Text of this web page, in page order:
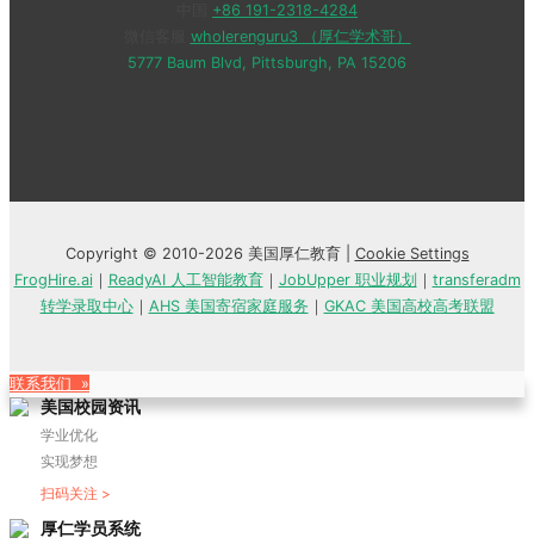
+86 191-2318-4284
wholerenguru3 （厚仁学术哥）
5777 Baum Blvd, Pittsburgh, PA 15206
Copyright © 2010-2026 美国厚仁教育 | Cookie Settings
FrogHire.ai｜ ReadyAI 人工智能教育｜ JobUpper 职业规划 ｜ transferadm
转学录取中心｜ AHS 美国寄宿家庭服务 ｜ GKAC 美国高校高考联盟
联系我们 »
美国校园资讯
学业优化
实现梦想
扫码关注 >
厚仁学员系统